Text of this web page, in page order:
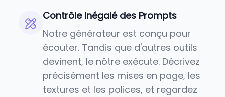
Contrôle Inégalé des Prompts
Notre générateur est conçu pour
écouter. Tandis que d'autres outils
devinent, le nôtre exécute. Décrivez
précisément les mises en page, les
textures et les polices, et regardez